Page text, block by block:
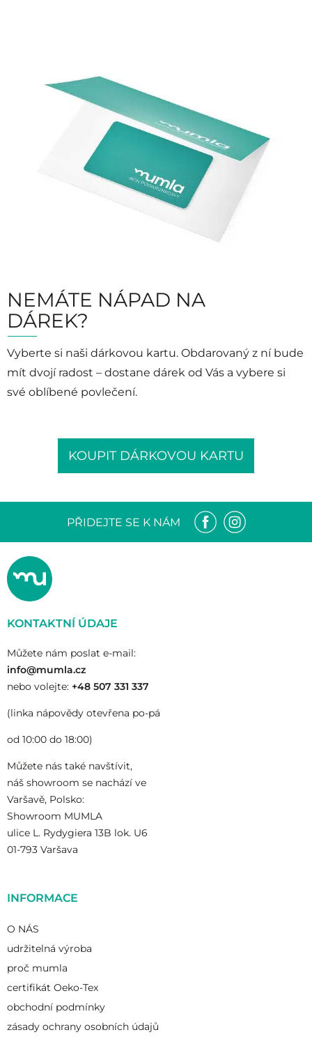
NEMÁTE NÁPAD NA
DÁREK?
Vyberte si naši dárkovou kartu. Obdarovaný z ní bude
mít dvojí radost – dostane dárek od Vás a vybere si
své oblíbené povlečení.
KOUPIT DÁRKOVOU KARTU
PŘIDEJTE SE K NÁM
KONTAKTNÍ ÚDAJE
Můžete nám poslat e-mail:
info@mumla.cz
nebo volejte: +48 507 331 337
(linka nápovědy otevřena po-pá
od 10:00 do 18:00)
Můžete nás také navštívit,
náš showroom se nachází ve
Varšavě, Polsko:
Showroom MUMLA
ulice L. Rydygiera 13B lok. U6
01-793 Varšava
INFORMACE
O NÁS
udržitelná výroba
proč mumla
certifikát Oeko-Tex
obchodní podmínky
zásady ochrany osobních údajů